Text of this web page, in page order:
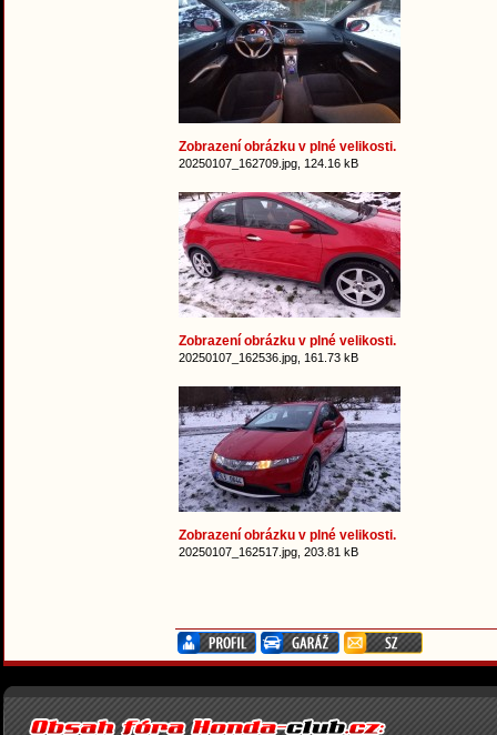
Zobrazení obrázku v plné velikosti.
20250107_162709.jpg, 124.16 kB
Zobrazení obrázku v plné velikosti.
20250107_162536.jpg, 161.73 kB
Zobrazení obrázku v plné velikosti.
20250107_162517.jpg, 203.81 kB